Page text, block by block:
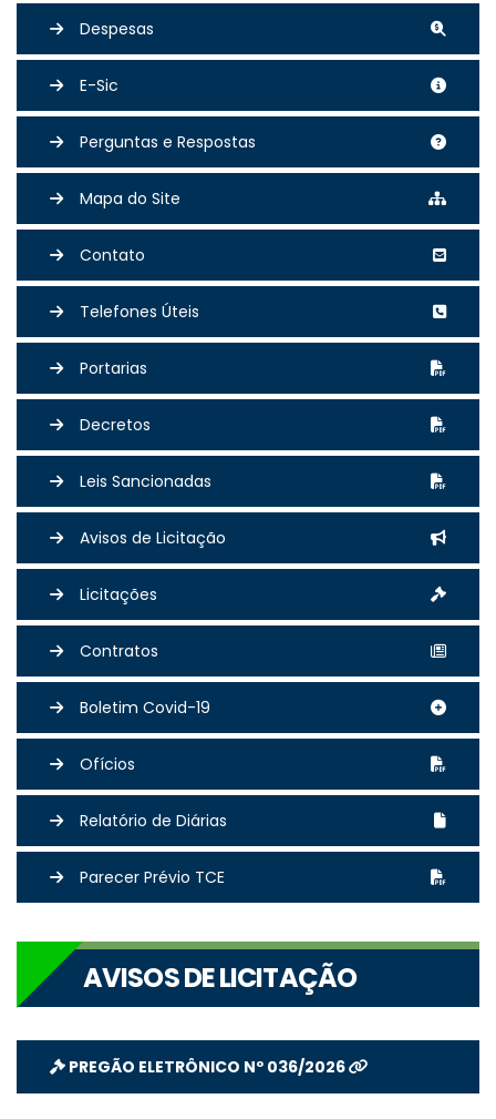
Despesas
E-Sic
Perguntas e Respostas
Mapa do Site
Contato
Telefones Úteis
Portarias
Decretos
Leis Sancionadas
Avisos de Licitação
Licitações
Contratos
Boletim Covid-19
Ofícios
Relatório de Diárias
Parecer Prévio TCE
AVISOS DE LICITAÇÃO
PREGÃO ELETRÔNICO Nº 036/2026